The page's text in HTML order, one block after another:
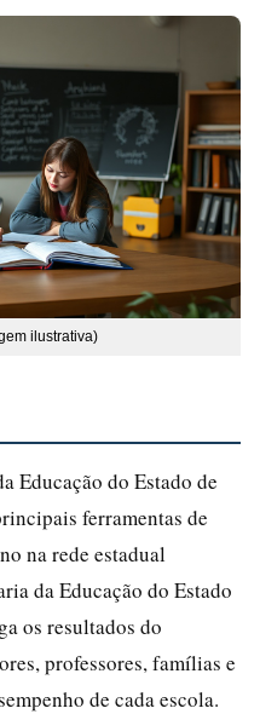
ilustrativa)
Educação do Estado de
ferramentas de
na rede estadual
da Educação do Estado
os resultados do
professores, famílias e
de cada escola.